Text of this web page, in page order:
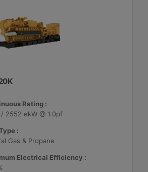
Rating :
2552 ekW @ 1.0pf
:
Gas & Propane
Electrical Efficiency :